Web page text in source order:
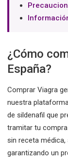
¿Cómo
España?
Comprar Viagra
nuestra
de sildenafil que
tramitar tu
sin receta
garantizando un